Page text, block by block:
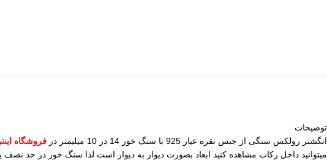
توضیحات
انگشتر رولکس سنگی از جنس نقره عیار 925 با سنگ خور 14 در 10 میلیمتر در
فروشگاه
میتوانید داخل رکاب مشاهده کنید ابعاد بصورت دیوار به دیوار است لذا سنگ خور در حد نصف